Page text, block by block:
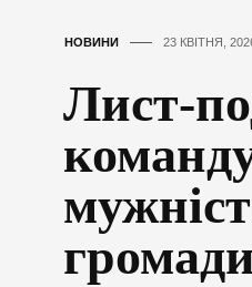
НОВИНИ 23 КВІТНЯ,
Лист-